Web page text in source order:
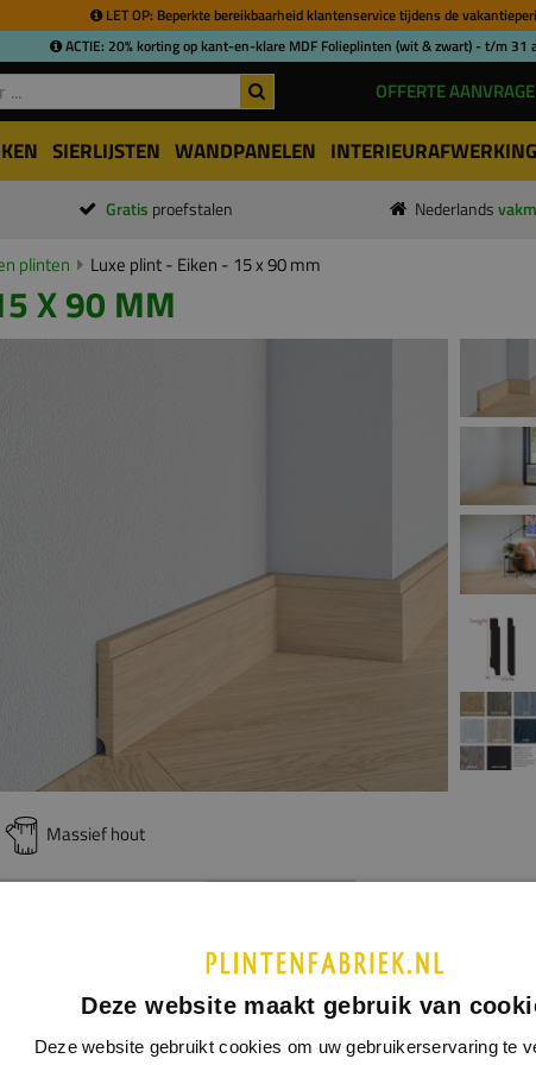
LET OP: Beperkte bereikbaarheid klantenservice tijdens de
ACTIE: 20% korting op kant-en-klare MDF Folieplinten (wit & zwart) - t/m 31
OFFERTE
SIERLIJSTEN WANDPANELEN INTERIEURAFWERKING
Gratis proefstalen Nederlands
plinten Luxe plint - Eiken - 15 x 90 mm
X 90 MM
Massief hout
De luxe plint heeft een rustig model. Wanneer je de gladde plint
toch wat 'saai' vindt, zou dit een mooi alternatief kunnen zijn. De
luxe plint komt het best tot zijn recht in een landelijk interieur.
Deze website maakt gebruik van
Deze website gebruikt cookies om uw gebruikerservaring te